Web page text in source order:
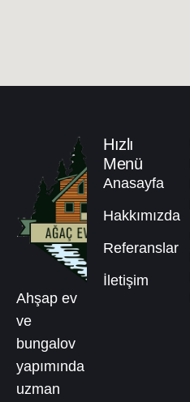
Ahşap ev
ve
bungalov
yapımında
uzman
Hızlı
Menü
Anasayfa
Hakkımızda
Referanslar
İletişim